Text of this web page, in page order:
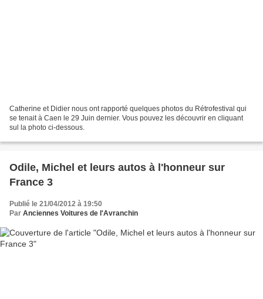
Catherine et Didier nous ont rapporté quelques photos du Rétrofestival qui
se tenait à Caen le 29 Juin dernier. Vous pouvez les découvrir en cliquant
sul la photo ci-dessous.
Odile, Michel et leurs autos à l'honneur sur
France 3
Publié le 21/04/2012 à 19:50
Par Anciennes Voitures de l'Avranchin